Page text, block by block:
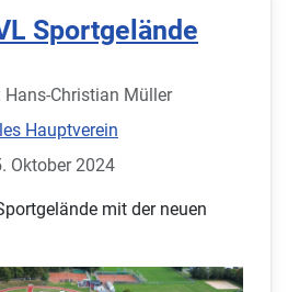
Sportgelände
Hans-Christian Müller
Hauptverein
Oktober 2024
mit der neuen